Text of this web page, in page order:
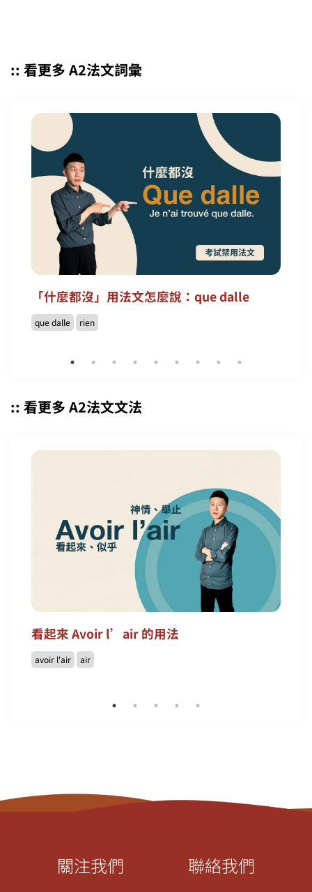
:: 看更多 A2法文詞彙
「什麼都沒」用法文怎麼說：que dalle
que dalle rien
:: 看更多 A2法文文法
看起來 Avoir l’air 的用法
avoir l'air air
關注我們 聯絡我們